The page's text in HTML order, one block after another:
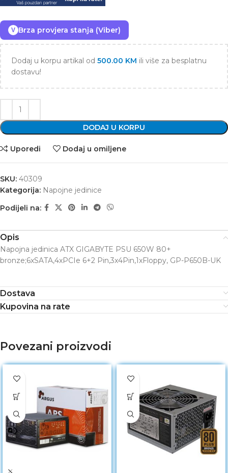
V Brza provjera stanja (Viber)
Dodaj u korpu artikal od 500.00 KM ili više za besplatnu
dostavu!
DODAJ U KORPU
Uporedi Dodaj u omiljene
SKU: 40309
Kategorija: Napojne jedinice
Podijeli na:
Opis
Napojna jedinica ATX GIGABYTE PSU 650W 80+
bronze;6xSATA,4xPCIe 6+2 Pin,3x4Pin,1xFloppy, GP-P650B-UK
Dostava
Kupovina na rate
Povezani proizvodi